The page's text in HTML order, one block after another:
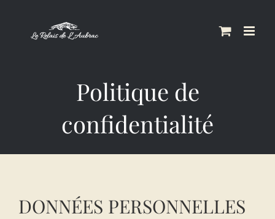
Politique de
confidentialité
DONNÉES PERSONNELLES